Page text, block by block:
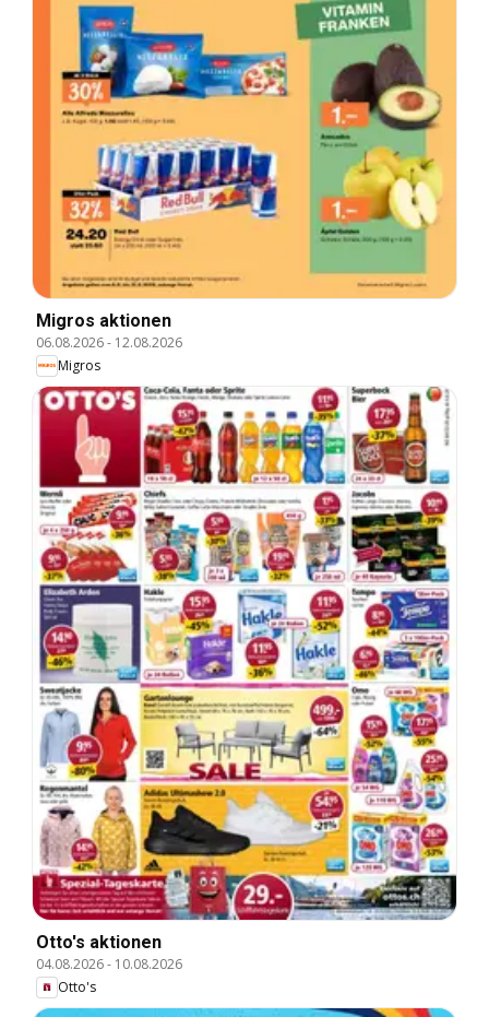
Migros aktionen
06.08.2026- 12.08.2026
Migros
Otto's aktionen
04.08.2026- 10.08.2026
Otto's